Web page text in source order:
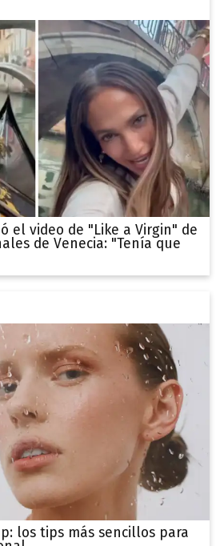
el video de "Like a Virgin" de
de Venecia: "Tenía que
los tips más sencillos para